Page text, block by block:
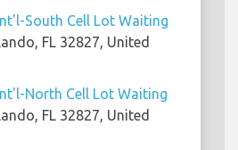
South Cell Lot Waiting
FL 32827, United
North Cell Lot Waiting
FL 32827, United